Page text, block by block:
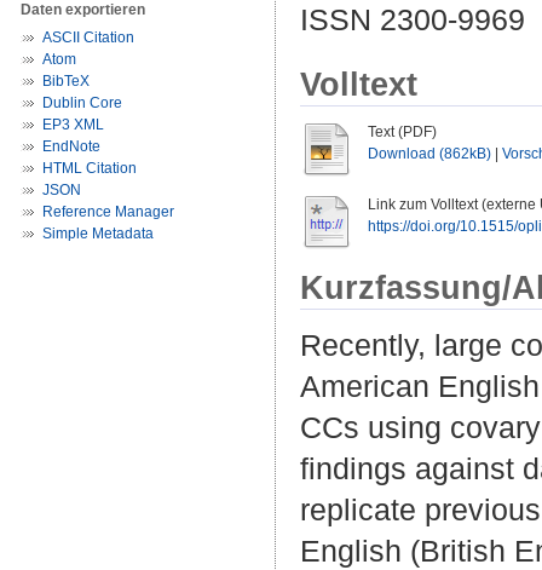
Daten exportieren
ASCII Citation
Atom
BibTeX
Dublin Core
EP3 XML
EndNote
HTML Citation
JSON
Reference Manager
Simple Metadata
ISSN 2300-9969
Volltext
Text (PDF)
Download (862kB)
Link zum Volltext (externe
https://doi.org/10.1515/
Kurzfassung/
Recently, large
American
CCs using
findings against
replicate
English (British